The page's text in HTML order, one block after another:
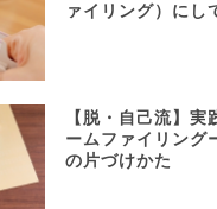
ァイリング）にし
【脱・自己流】
ームファイリング
の片づけかた